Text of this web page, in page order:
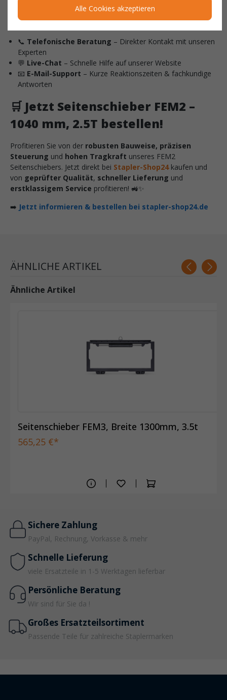
Gabelstapler passt? Unser erfahrenesStapler-Shop24-Team
hilft Ihnen gerne weiter – persönlich, kompetent und schnell:
📞 Telefonische Beratung – Direkter Kontakt mit unseren
Experten
💬 Live-Chat – Schnelle Hilfe auf unserer Website
📧 E-Mail-Support – Kurze Reaktionszeiten & fachkundige
Antworten
🛒 Jetzt Seitenschieber FEM2 –
1040 mm, 2.5T bestellen!
Profitieren Sie von der robusten Bauweise, präzisen
Steuerung und hohen Tragkraft unseres FEM2
Seitenschiebers. Jetzt direkt bei Stapler-Shop24kaufen und
von geprüfter Qualität, schneller Lieferung und
erstklassigem Service profitieren! 🚜✨
➡️ Jetzt informieren & bestellen bei stapler-shop24.de
ÄHNLICHE ARTIKEL
Ähnliche Artikel
Seitenschieber FEM3, Breite 1300mm, 3.5t
565,25 €*
Sichere Zahlung
PayPal, Rechnung, Vorkasse & mehr
Schnelle Lieferung
viele Ersatzteile in 1-5 Werktagen lieferbar
Persönliche Beratung
Wir sind für Sie da !
Großes Ersatzteilsortiment
Passende Teile für zahlreiche Staplermarken
Alle Cookies akzeptieren